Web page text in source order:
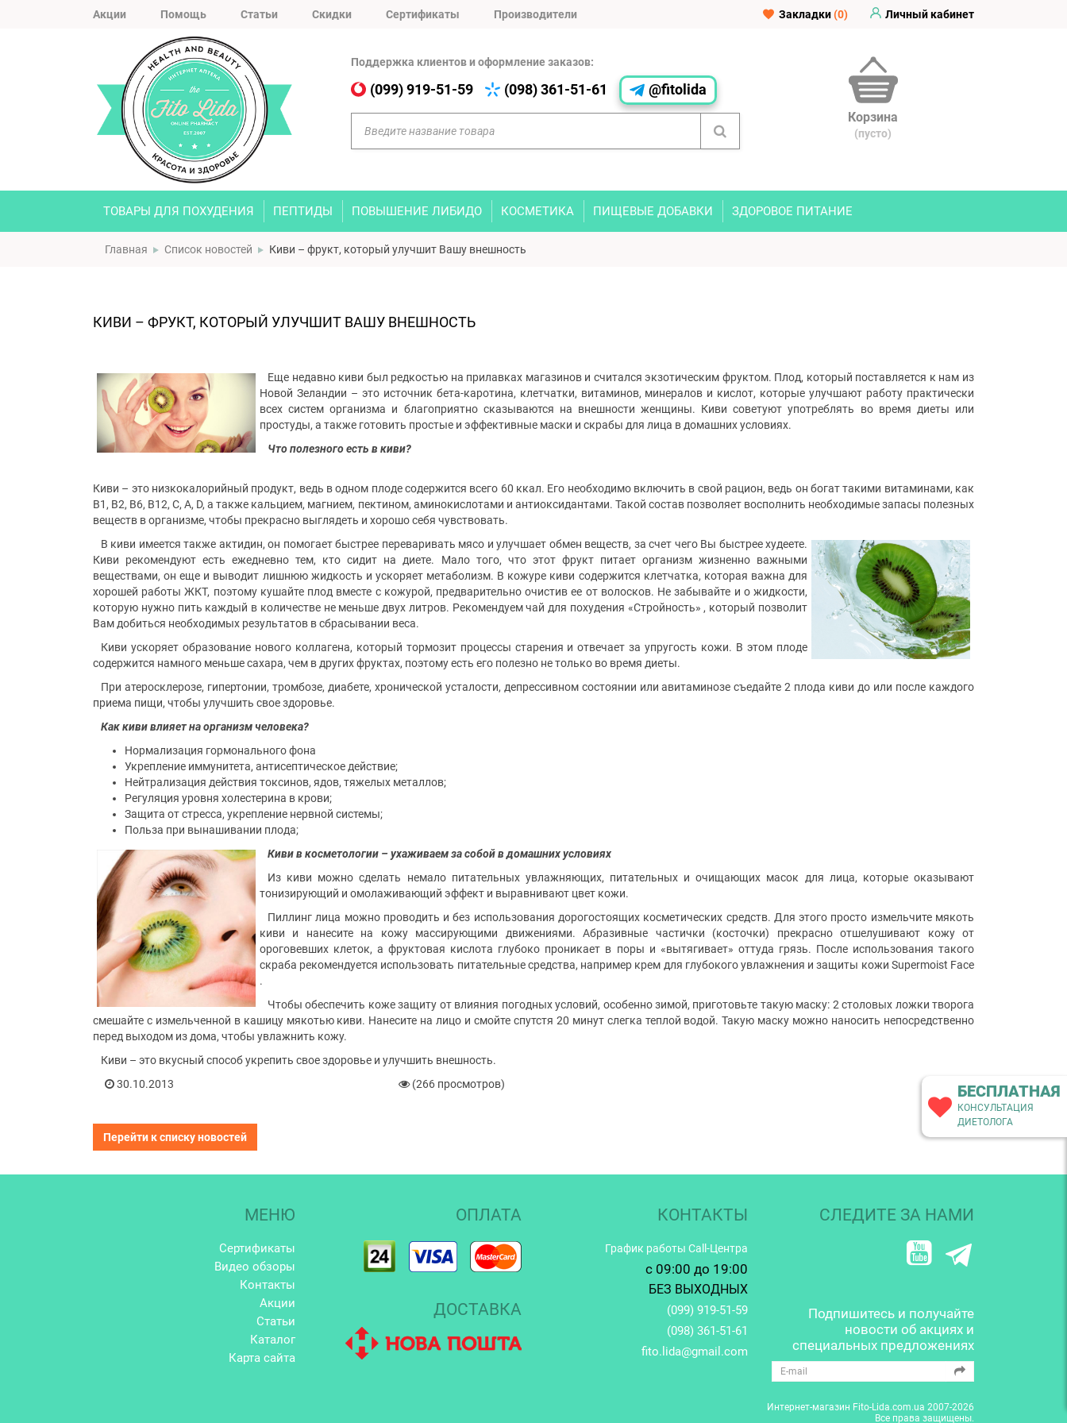
Акции Помощь Статьи Скидки Сертификаты Производители Закладки(0) Личный кабинет
Поддержка клиентов и оформление заказов:
(099) 919-51-59 (098) 361-51-61 @fitolida
Корзина
(пусто)
ТОВАРЫ ДЛЯ ПОХУДЕНИЯ ПЕПТИДЫ ПОВЫШЕНИЕ ЛИБИДО КОСМЕТИКА ПИЩЕВЫЕ ДОБАВКИ ЗДОРОВОЕ ПИТАНИЕ
Главная Список новостей Киви – фрукт, который улучшит Вашу внешность
КИВИ – ФРУКТ, КОТОРЫЙ УЛУЧШИТ ВАШУ ВНЕШНОСТЬ
Еще недавно киви был редкостью на прилавках магазинов и считался экзотическим фруктом. Плод, который поставляется к нам из
Новой Зеландии – это источник бета-каротина, клетчатки, витаминов, минералов и кислот, которые улучшают работу практически
всех систем организма и благоприятно сказываются на внешности женщины. Киви советуют употреблять во время диеты или
простуды, а также готовить простые и эффективные маски и скрабы для лица в домашних условиях.
Что полезного есть в киви?
Киви – это низкокалорийный продукт, ведь в одном плоде содержится всего 60 ккал. Его необходимо включить в свой рацион, ведь он богат такими витаминами, как
В1, В2, В6, В12, С, А, D, а также кальцием, магнием, пектином, аминокислотами и антиоксидантами. Такой состав позволяет восполнить необходимые запасы полезных
веществ в организме, чтобы прекрасно выглядеть и хорошо себя чувствовать.
В киви имеется также актидин, он помогает быстрее переваривать мясо и улучшает обмен веществ, за счет чего Вы быстрее худеете.
Киви рекомендуют есть ежедневно тем, кто сидит на диете. Мало того, что этот фрукт питает организм жизненно важными
веществами, он еще и выводит лишнюю жидкость и ускоряет метаболизм. В кожуре киви содержится клетчатка, которая важна для
хорошей работы ЖКТ, поэтому кушайте плод вместе с кожурой, предварительно очистив ее от волосков. Не забывайте и о жидкости,
которую нужно пить каждый в количестве не меньше двух литров. Рекомендуем чай для похудения «Стройность» , который позволит
Вам добиться необходимых результатов в сбрасывании веса.
Киви ускоряет образование нового коллагена, который тормозит процессы старения и отвечает за упругость кожи. В этом плоде
содержится намного меньше сахара, чем в других фруктах, поэтому есть его полезно не только во время диеты.
При атеросклерозе, гипертонии, тромбозе, диабете, хронической усталости, депрессивном состоянии или авитаминозе съедайте 2 плода киви до или после каждого
приема пищи, чтобы улучшить свое здоровье.
Как киви влияет на организм человека?
Нормализация гормонального фона
Укрепление иммунитета, антисептическое действие;
Нейтрализация действия токсинов, ядов, тяжелых металлов;
Регуляция уровня холестерина в крови;
Защита от стресса, укрепление нервной системы;
Польза при вынашивании плода;
Киви в косметологии – ухаживаем за собой в домашних условиях
Из киви можно сделать немало питательных увлажняющих, питательных и очищающих масок для лица, которые оказывают
тонизирующий и омолаживающий эффект и выравнивают цвет кожи.
Пиллинг лица можно проводить и без использования дорогостоящих косметических средств. Для этого просто измельчите мякоть
киви и нанесите на кожу массирующими движениями. Абразивные частички (косточки) прекрасно отшелушивают кожу от
ороговевших клеток, а фруктовая кислота глубоко проникает в поры и «вытягивает» оттуда грязь. После использования такого
скраба рекомендуется использовать питательные средства, например крем для глубокого увлажнения и защиты кожи Supermoist Face
.
Чтобы обеспечить коже защиту от влияния погодных условий, особенно зимой, приготовьте такую маску: 2 столовых ложки творога
смешайте с измельченной в кашицу мякотью киви. Нанесите на лицо и смойте спутстя 20 минут слегка теплой водой. Такую маску можно наносить непосредственно
перед выходом из дома, чтобы увлажнить кожу.
Киви – это вкусный способ укрепить свое здоровье и улучшить внешность.
30.10.2013
(266 просмотров)
Перейти к списку новостей
МЕНЮ
Сертификаты
Видео обзоры
Контакты
Акции
Статьи
Каталог
Карта сайта
ОПЛАТА
ДОСТАВКА
КОНТАКТЫ
График работы Call-Центра
c 09:00 до 19:00
БЕЗ ВЫХОДНЫХ
(099) 919-51-59
(098) 361-51-61
fito.lida@gmail.com
СЛЕДИТЕ ЗА НАМИ
Подпишитесь и получайте
новости об акциях и
специальных предложениях
Интернет-магазин Fito-Lida.com.ua 2007-2026
Все права защищены.
БЕСПЛАТНАЯ
КОНСУЛЬТАЦИЯ
ДИЕТОЛОГА